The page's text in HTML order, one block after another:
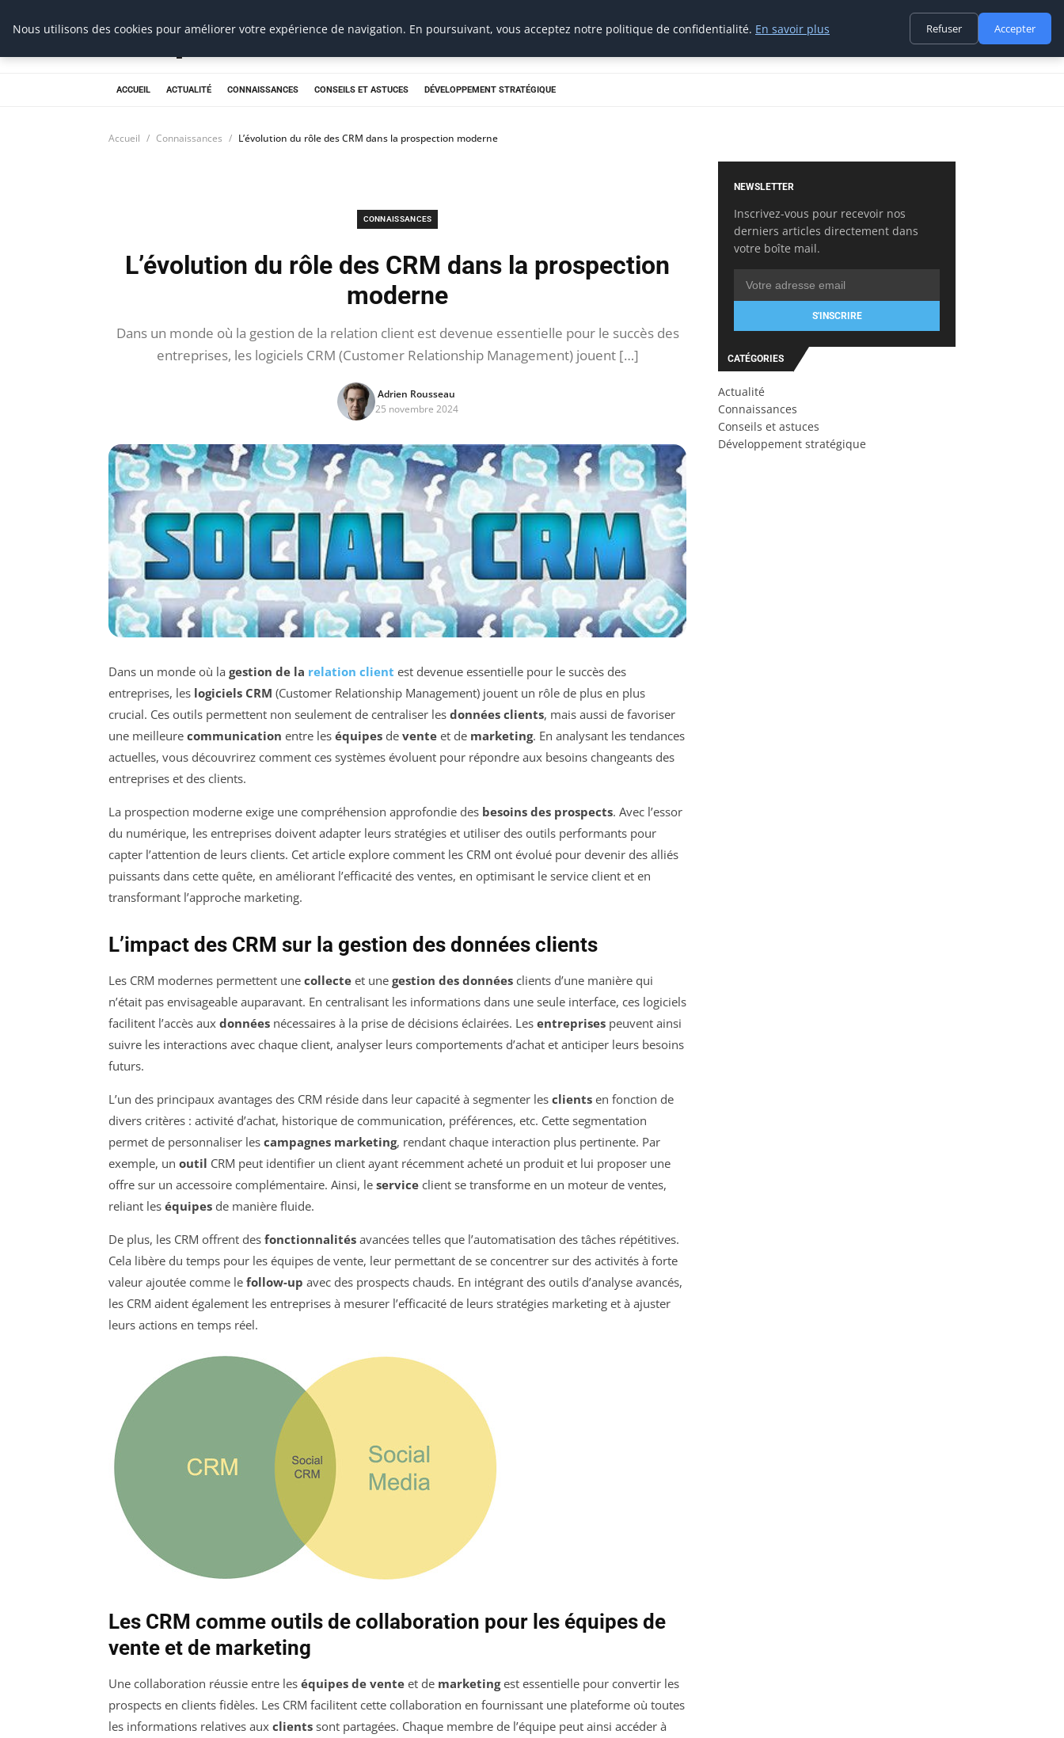
Prospection Pro
ACCUEIL ACTUALITÉ CONNAISSANCES CONSEILS ET ASTUCES DÉVELOPPEMENT STRATÉGIQUE
Accueil Connaissances L’évolution du rôle des CRM dans la prospection moderne
CONNAISSANCES
L’évolution du rôle des CRM dans la prospection
moderne
Dans un monde où la gestion de la relation client est devenue essentielle pour le succès des
entreprises, les logiciels CRM (Customer Relationship Management) jouent […]
Adrien Rousseau
25 novembre 2024
Dans un monde où la gestion de la relation client est devenue essentielle pour le succès des
entreprises, les logiciels CRM (Customer Relationship Management) jouent un rôle de plus en plus
crucial. Ces outils permettent non seulement de centraliser les données clients, mais aussi de favoriser
une meilleure communication entre les équipes de vente et de marketing. En analysant les tendances
actuelles, vous découvrirez comment ces systèmes évoluent pour répondre aux besoins changeants des
entreprises et des clients.
La prospection moderne exige une compréhension approfondie des besoins des prospects. Avec l’essor
du numérique, les entreprises doivent adapter leurs stratégies et utiliser des outils performants pour
capter l’attention de leurs clients. Cet article explore comment les CRM ont évolué pour devenir des alliés
puissants dans cette quête, en améliorant l’efficacité des ventes, en optimisant le service client et en
transformant l’approche marketing.
L’impact des CRM sur la gestion des données clients
Les CRM modernes permettent une collecte et une gestion des données clients d’une manière qui
n’était pas envisageable auparavant. En centralisant les informations dans une seule interface, ces logiciels
facilitent l’accès aux données nécessaires à la prise de décisions éclairées. Les entreprises peuvent ainsi
suivre les interactions avec chaque client, analyser leurs comportements d’achat et anticiper leurs besoins
futurs.
L’un des principaux avantages des CRM réside dans leur capacité à segmenter les clients en fonction de
divers critères : activité d’achat, historique de communication, préférences, etc. Cette segmentation
permet de personnaliser les campagnes marketing, rendant chaque interaction plus pertinente. Par
exemple, un outil CRM peut identifier un client ayant récemment acheté un produit et lui proposer une
offre sur un accessoire complémentaire. Ainsi, le service client se transforme en un moteur de ventes,
reliant les équipes de manière fluide.
De plus, les CRM offrent des fonctionnalités avancées telles que l’automatisation des tâches répétitives.
Cela libère du temps pour les équipes de vente, leur permettant de se concentrer sur des activités à forte
valeur ajoutée comme le follow-up avec des prospects chauds. En intégrant des outils d’analyse avancés,
les CRM aident également les entreprises à mesurer l’efficacité de leurs stratégies marketing et à ajuster
leurs actions en temps réel.
Les CRM comme outils de collaboration pour les équipes de
vente et de marketing
Une collaboration réussie entre les équipes de vente et de marketingest essentielle pour convertir les
prospects en clients fidèles. Les CRM facilitent cette collaboration en fournissant une plateforme où toutes
les informations relatives aux clients sont partagées. Chaque membre de l’équipe peut ainsi accéder à
NEWSLETTER
Inscrivez-vous pour recevoir nos
derniers articles directement dans
votre boîte mail.
S'INSCRIRE
CATÉGORIES
Actualité
Connaissances
Conseils et astuces
Développement stratégique
Nous utilisons des cookies pour améliorer votre expérience de navigation. En poursuivant, vous acceptez notre politique de confidentialité. En savoir plus Refuser Accepter